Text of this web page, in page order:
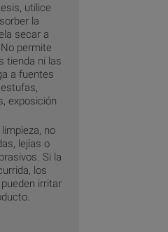
utilice
la
secar a
permite
tienda ni las
a fuentes
exposición
no
lejías o
Si la
los
irritar